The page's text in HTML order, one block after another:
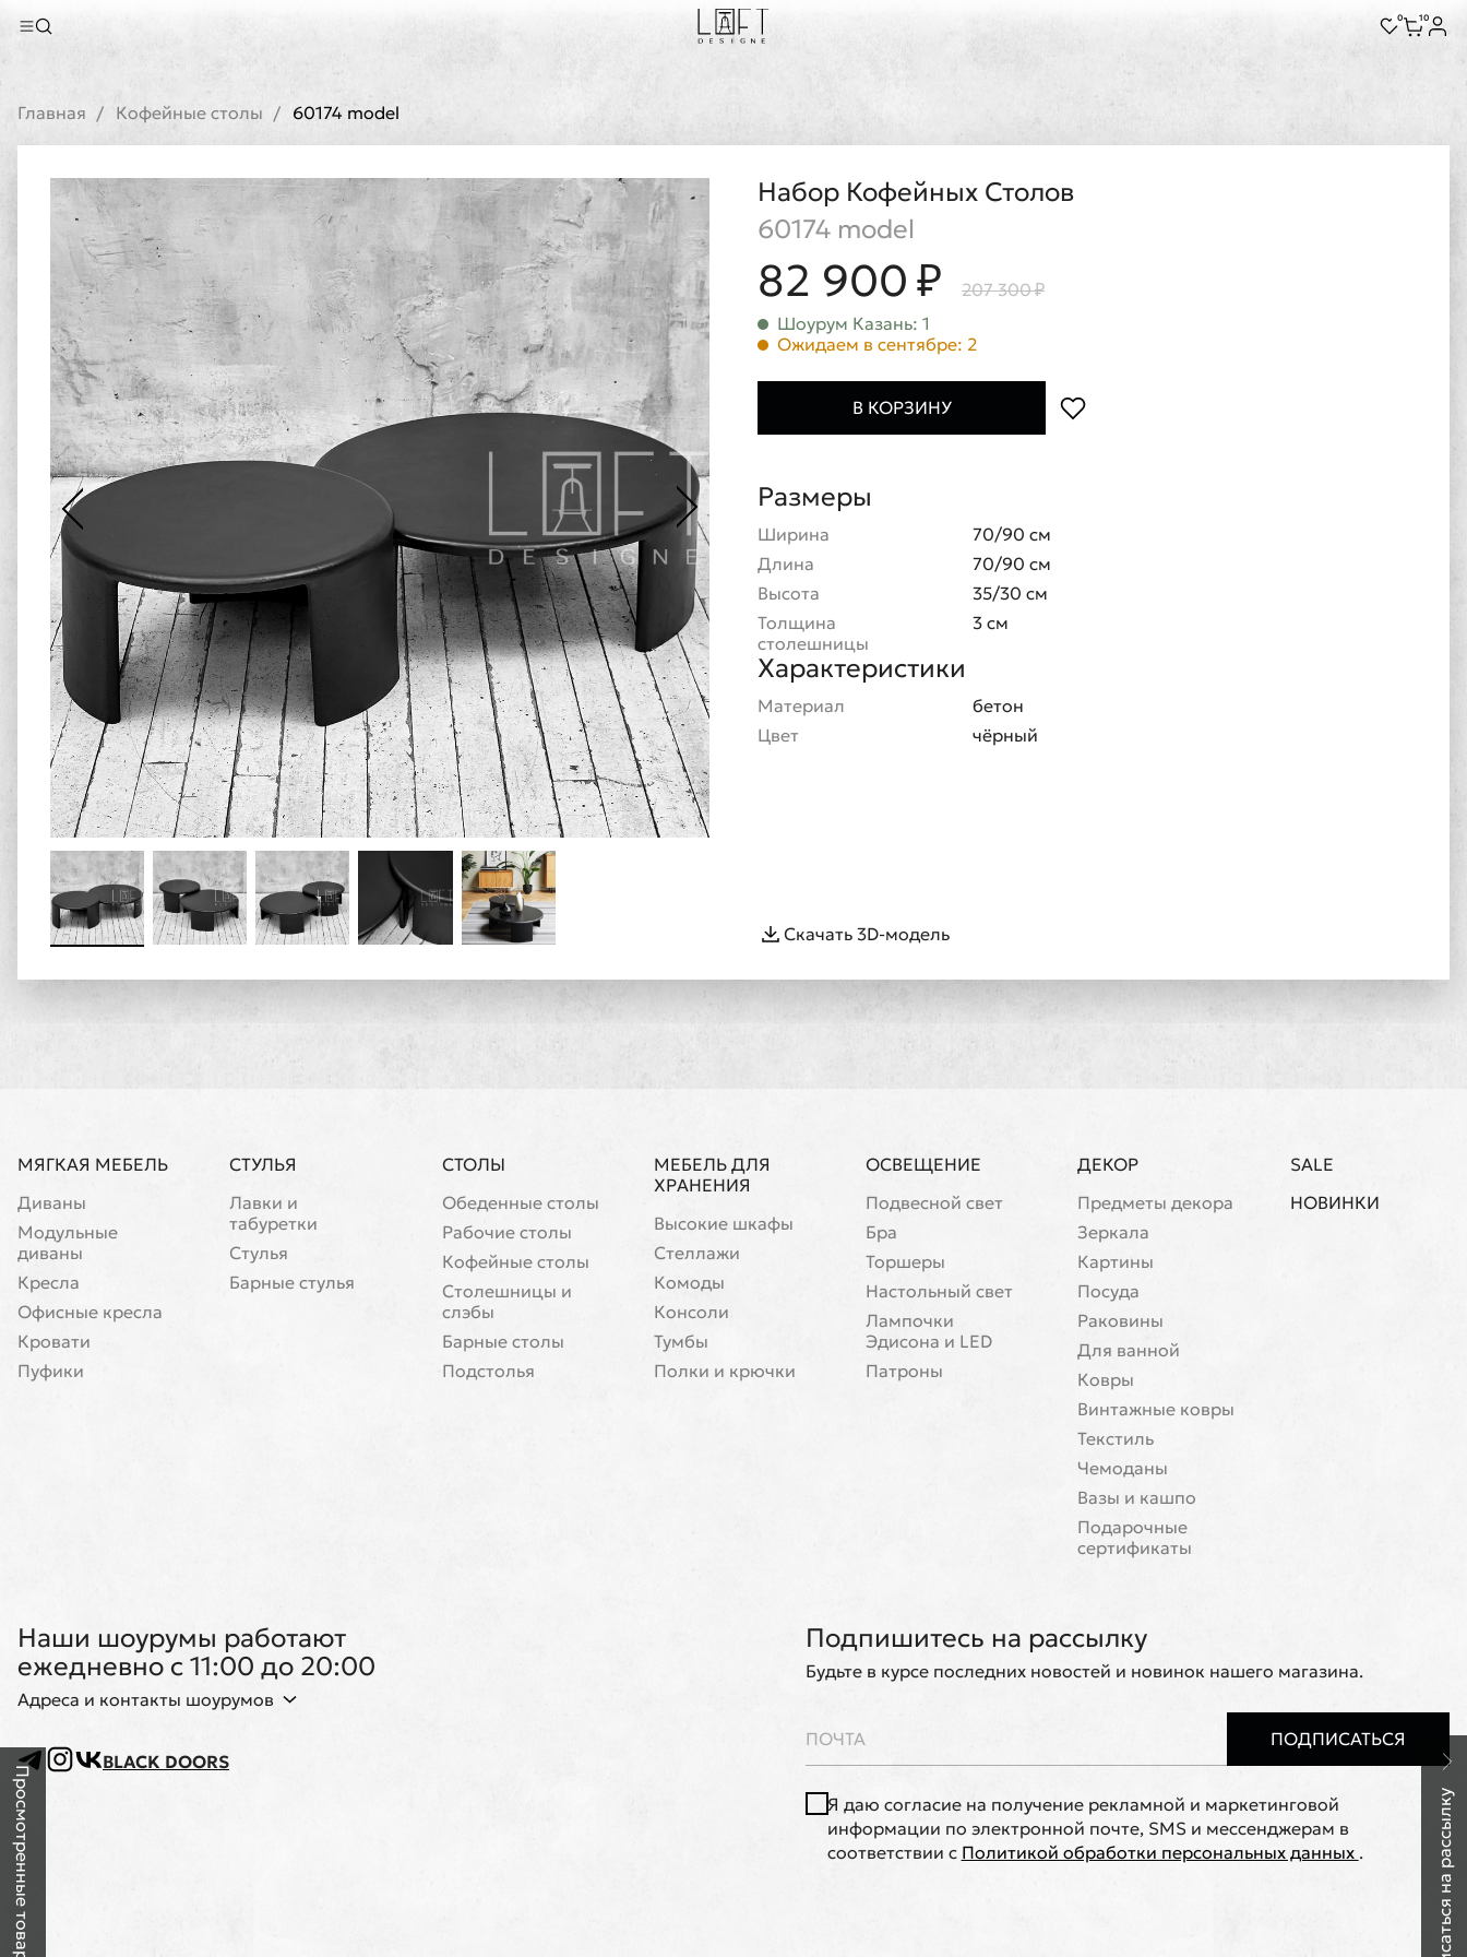
0 10
Главная Кофейные столы 60174 model
Набор Кофейных Столов
60174 model
82 900 ₽
207 300 ₽
Шоурум Казань: 1
Ожидаем в сентябре: 2
В КОРЗИНУ
Размеры
Ширина
70/90 см
Длина
70/90 см
Высота
35/30 см
Толщина
столешницы
3 см
Характеристики
Материал
бетон
Цвет
чёрный
Скачать 3D-модель
МЯГКАЯ МЕБЕЛЬ
Диваны
Модульные
диваны
Кресла
Офисные кресла
Кровати
Пуфики
СТУЛЬЯ
Лавки и
табуретки
Стулья
Барные стулья
СТОЛЫ
Обеденные столы
Рабочие столы
Кофейные столы
Cтолешницы и
слэбы
Барные столы
Подстолья
МЕБЕЛЬ ДЛЯ
ХРАНЕНИЯ
Высокие шкафы
Стеллажи
Комоды
Консоли
Тумбы
Полки и крючки
ОСВЕЩЕНИЕ
Подвесной свет
Бра
Торшеры
Настольный свет
Лампочки
Эдисона и LED
Патроны
ДЕКОР
Предметы декора
Зеркала
Картины
Посуда
Раковины
Для ванной
Ковры
Винтажные ковры
Текстиль
Чемоданы
Вазы и кашпо
Подарочные
сертификаты
SALE
НОВИНКИ
Наши шоурумы работают
ежедневно с 11:00 до 20:00
Адреса и контакты шоурумов
BLACK DOORS
Подпишитесь на рассылку
Будьте в курсе последних новостей и новинок нашего магазина.
ПОДПИСАТЬСЯ
Я даю согласие на получение рекламной и маркетинговой
информации по электронной почте, SMS и мессенджерам в
соответствии с Политикой обработки персональных данных . Подписаться на рассылку
Просмотренные товары